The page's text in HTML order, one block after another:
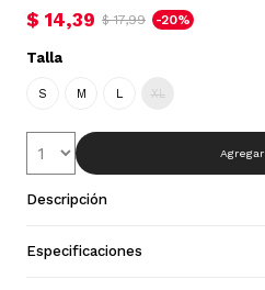
$ 14,39 $ 17,99 -20%
Talla
S M L XL
Agregar
Descripción
Especificaciones